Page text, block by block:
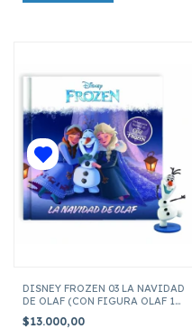
DISNEY FROZEN 03 LA NAVIDAD
DE OLAF (CON FIGURA OLAF 10
$13.000,00